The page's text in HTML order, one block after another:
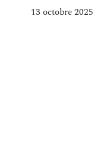
13 octobre 2025